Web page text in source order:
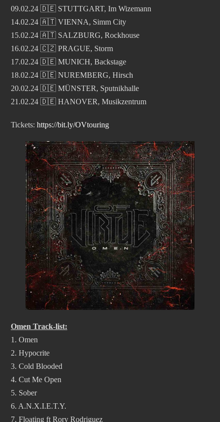
09.02.24 🇩🇪 STUTTGART, Im Wizemann
14.02.24 🇦🇹 VIENNA, Simm City
15.02.24 🇦🇹 SALZBURG, Rockhouse
16.02.24 🇨🇿 PRAGUE, Storm
17.02.24 🇩🇪 MUNICH, Backstage
18.02.24 🇩🇪 NUREMBERG, Hirsch
20.02.24 🇩🇪 MÜNSTER, Sputnikhalle
21.02.24 🇩🇪 HANOVER, Musikzentrum
Tickets: https://bit.ly/OVtouring
Omen Track-list:
1. Omen
2. Hypocrite
3. Cold Blooded
4. Cut Me Open
5. Sober
6. A.N.X.I.E.T.Y.
7. Floating ft Rory Rodriguez